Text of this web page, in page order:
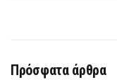
Πρόσφατα άρθρα